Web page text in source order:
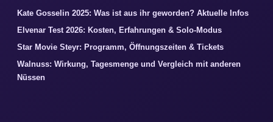
Kate Gosselin 2025: Was ist aus ihr geworden? Aktuelle Infos
Elvenar Test 2026: Kosten, Erfahrungen & Solo-Modus
Star Movie Steyr: Programm, Öffnungszeiten & Tickets
Walnuss: Wirkung, Tagesmenge und Vergleich mit anderen
Nüssen